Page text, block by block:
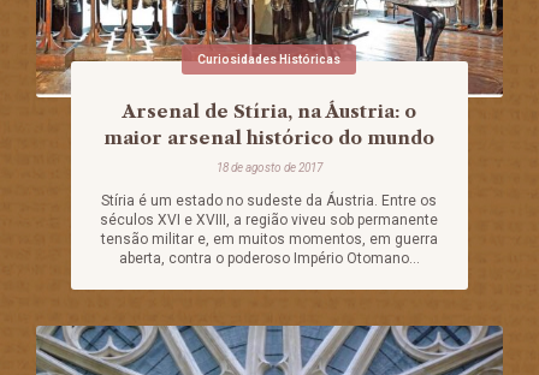
Curiosidades Históricas
Arsenal de Stíria, na Áustria: o
maior arsenal histórico do mundo
18 de agosto de 2017
Stíria é um estado no sudeste da Áustria. Entre os
séculos XVI e XVIII, a região viveu sob permanente
tensão militar e, em muitos momentos, em guerra
aberta, contra o poderoso Império Otomano...